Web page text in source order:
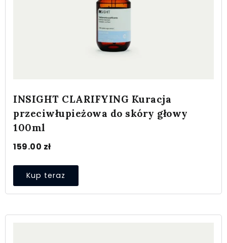
INSIGHT CLARIFYING Kuracja
przeciwłupieżowa do skóry głowy
100ml
159.00 zł
Kup teraz